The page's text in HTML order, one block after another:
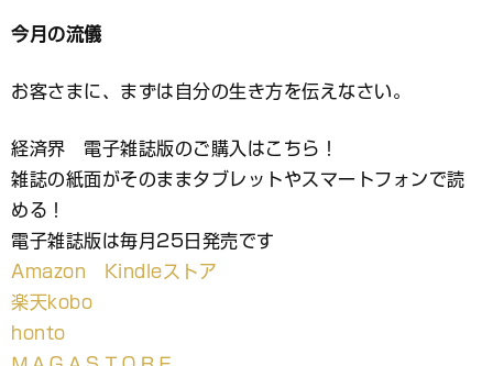
今月の流儀
お客さまに、まずは自分の生き方を伝えなさい。
経済界 電子雑誌版のご購入はこちら！
雑誌の紙面がそのままタブレットやスマートフォンで読
める！
電子雑誌版は毎月25日発売です
Amazon Kindleストア
楽天kobo
honto